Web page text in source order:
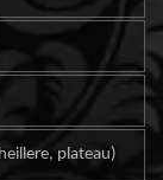
plateau)